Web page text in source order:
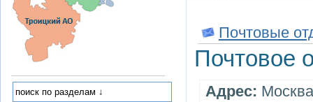
Почтовые
Почтовое
Адрес: